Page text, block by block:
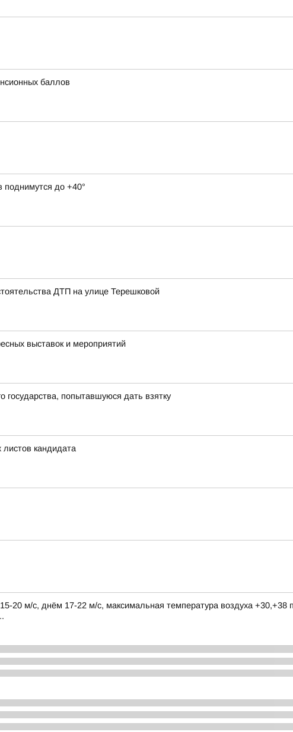
баллов
поднимутся до +40°
ДТП на улице Терешковой
выставок и мероприятий
государства, попытавшуюся дать взятку
кандидата
20 м/с, днём 17-22 м/с, максимальная температура воздуха +30,+38